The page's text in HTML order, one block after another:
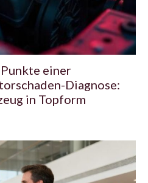
einer
Diagnose:
in Topform